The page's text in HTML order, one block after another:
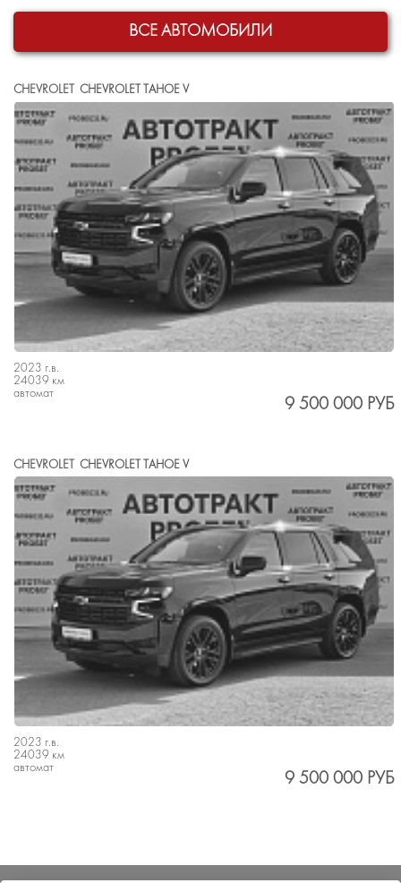
ВСЕ АВТОМОБИЛИ
CHEVROLET CHEVROLET TAHOE V
2023 г.в.
24039 км
автомат
9 500 000 РУБ
CHEVROLET CHEVROLET TAHOE V
2023 г.в.
24039 км
автомат
9 500 000 РУБ